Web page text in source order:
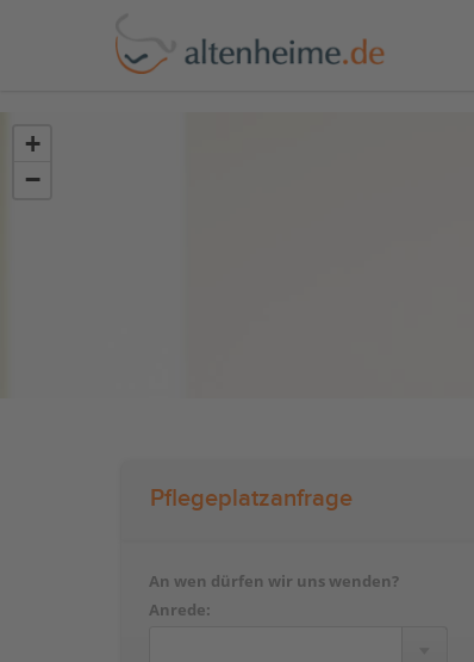
+
−
Pflegeplatzanfrage
An wen dürfen wir uns wenden?
Anrede: